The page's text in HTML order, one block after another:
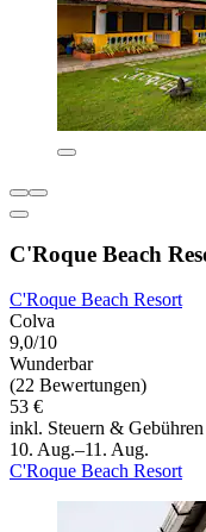
C'Roque Beach
C'Roque Beach Resort
Colva
9,0/10
Wunderbar
(22 Bewertungen)
53 €
inkl. Steuern & Gebühren
10. Aug.–11. Aug.
C'Roque Beach Resort